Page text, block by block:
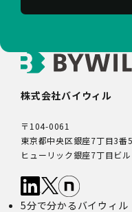
株式会社バイウィル
〒104-0061
東京都中央区銀座7丁目3番
ヒューリック銀座7丁目ビ
5分で分かるバイウィル